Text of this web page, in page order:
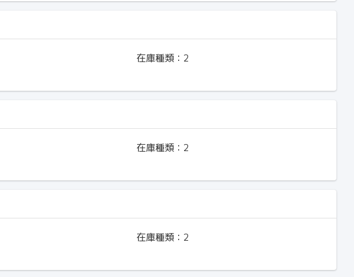
在庫種類： 2
在庫種類： 2
在庫種類： 2